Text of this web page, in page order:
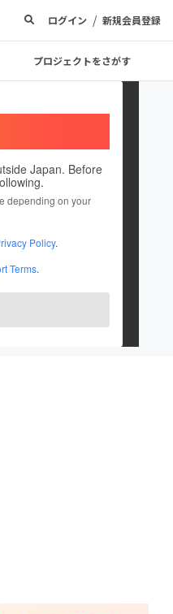
ログイン / 新規会員登録
プロジェクトをさがす
Japan. Before
depending on your
Policy.
Terms.